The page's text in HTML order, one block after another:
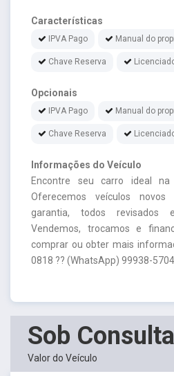
Características
IPVA Pago Manual do
Chave Reserva
Opcionais
IPVA Pago Manual do
Chave Reserva
Informações do Veículo
Encontre seu carro ideal na
Oferecemos veículos
garantia, todos revisados
Vendemos, trocamos e
comprar ou obter mais
0818 ?? (WhatsApp) 99938-5704.
Sob Consulta
Valor do Veículo